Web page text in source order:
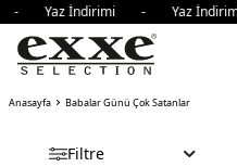
Yaz İndirimi - Yaz
Anasayfa Babalar Günü Çok Satanlar
Filtre